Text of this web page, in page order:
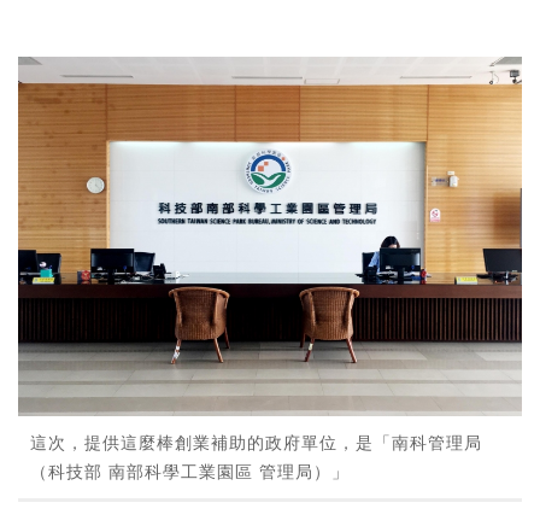
這次，提供這麼棒創業補助的政府單位，是「南科管理局
（科技部 南部科學工業園區 管理局）」